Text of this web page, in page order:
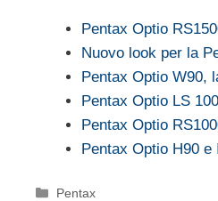
Pentax Optio
Nuovo look per la
Pentax Optio W90,
Pentax Optio LS
Pentax Optio
Pentax Optio H90
Categorie
Pentax